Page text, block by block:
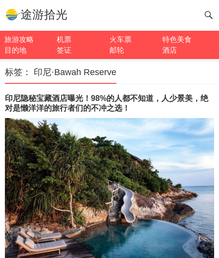
途游拾光
旅游攻略 机票 火车票
特色美食
目的地
签证 邮轮 酒店
标签： 印尼·Bawah Reserve
印尼隐秘宝藏酒店曝光！98%的人都不知道，人少景美，绝
对是懒洋洋的旅行者们的不冲之选！